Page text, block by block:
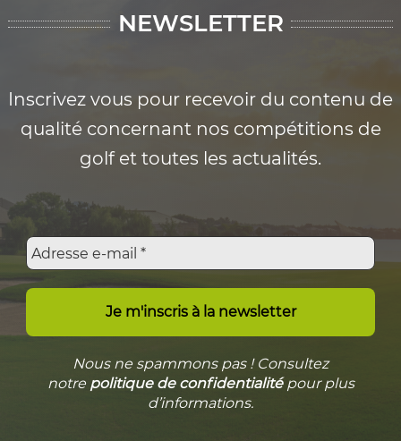
NEWSLETTER
Inscrivez vous pour recevoir du contenu de
qualité concernant nos compétitions de
golf et toutes les actualités.
Nous ne spammons pas ! Consultez
notre politique de confidentialitépour plus
d’informations.